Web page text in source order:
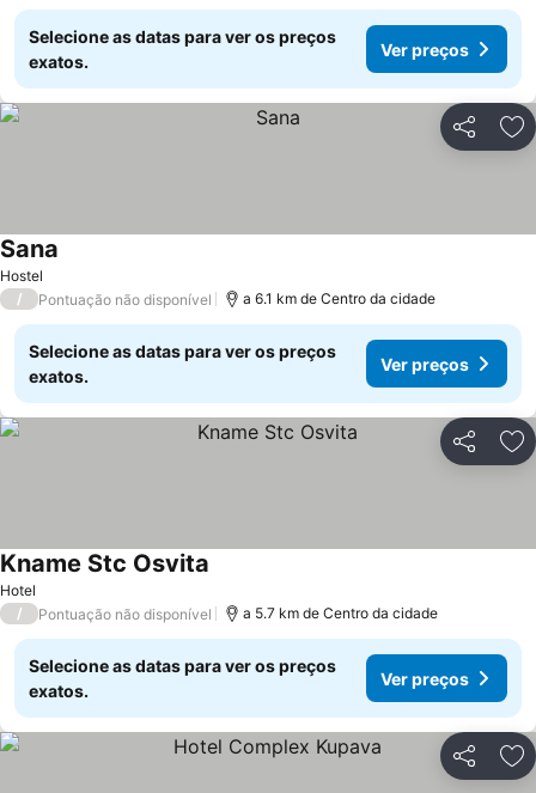
Selecione as datas para ver os preços
exatos.
Ver preços
Partilhar
Hostel
Sana
/ Pontuação não disponível a 6.1 km de Centro da cidade
Selecione as datas para ver os preços
exatos.
Ver preços
Partilhar
Hotel
Kname Stc Osvita
/ Pontuação não disponível a 5.7 km de Centro da cidade
Selecione as datas para ver os preços
exatos.
Ver preços
Partilhar